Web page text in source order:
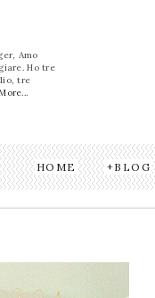
Amo
Ho tre
tre
HOME BLOG